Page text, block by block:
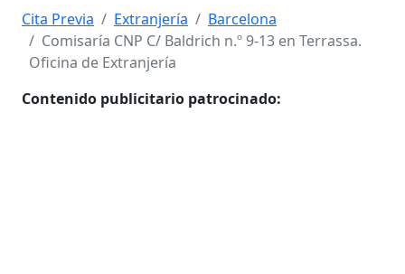
Cita Previa Extranjería
Barcelona
Comisaría CNP C/ Baldrich n.º 9-13 en Terrassa.
Oficina de Extranjería
Contenido publicitario patrocinado: